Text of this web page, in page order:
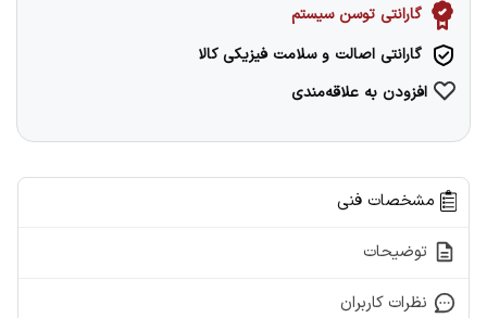
گارانتی توسن سیستم
گارانتی اصالت و سلامت فیزیکی کالا
افزودن به علاقه‌مندی
مشخصات فنی
توضیحات
نظرات کاربران